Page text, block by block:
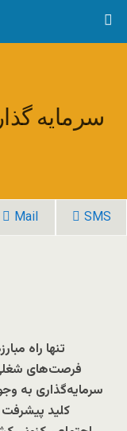
سرمایه
Mail SMS
تنها راه
فرصت‌های شغلی
سرمایه‌گذاری به
کلید